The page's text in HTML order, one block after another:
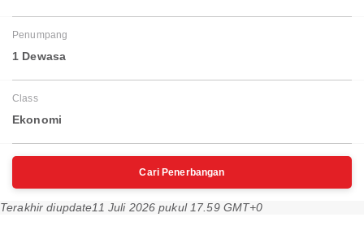
Penumpang
1 Dewasa
Class
Ekonomi
Cari Penerbangan
Terakhir diupdate11 Juli 2026 pukul 17.59 GMT+0